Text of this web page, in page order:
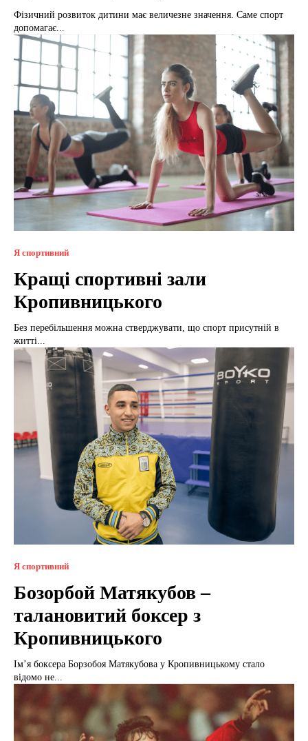
Фізичний розвиток дитини має величезне значення. Саме спорт
допомагає...
Я спортивний
Кращі спортивні зали
Кропивницького
Без перебільшення можна стверджувати, що спорт присутній в
житті...
Я спортивний
Бозорбой Матякубов –
талановитий боксер з
Кропивницького
Ім’я боксера Борзобоя Матякубова у Кропивницькому стало
відомо не...